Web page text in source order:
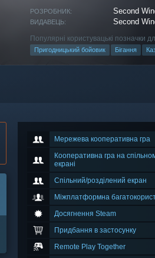
РОЗРОБНИК: Second
ВИДАВЕЦЬ: Second
Популярні користувацькі позначки
Пригодницький бойовик Бігання
Мережева кооперативна гра
Кооперативна гра на
екрані
Спільний/розділений екран
Міжплатформна
Досягнення Steam
Придбання в застосунку
Remote Play Together